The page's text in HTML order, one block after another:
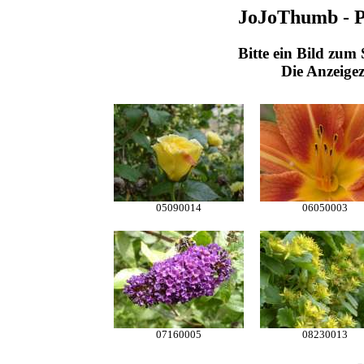
JoJoThumb -
Bitte ein Bild zum
Die
05090014 06050003
07160005 08230013